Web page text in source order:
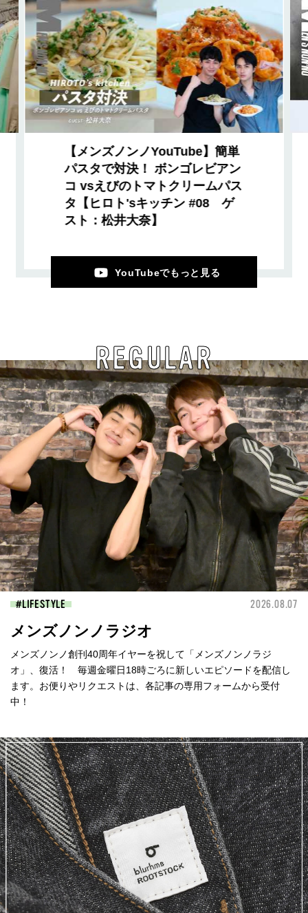
【メンズノンノYouTube】簡単
パスタで対決！ ボンゴレビアン
コ vsえびのトマトクリームパス
タ【ヒロト'sキッチン #08 ゲ
スト：松井大奈】
YouTubeでもっと見る
REGULAR
LIFESTYLE 2026.08.07
メンズノンノラジオ
メンズノンノ創刊40周年イヤーを祝して「メンズノンノラジ
オ」、復活！ 毎週金曜日18時ごろに新しいエピソードを配信し
ます。お便りやリクエストは、各記事の専用フォームから受付
中！